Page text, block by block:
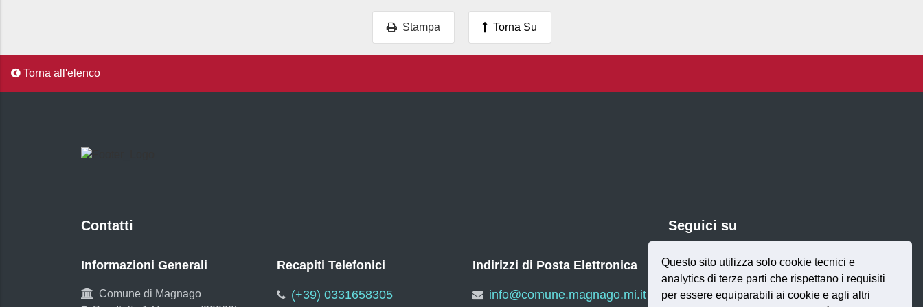
Questo sito utilizza solo cookie tecnici e
analytics di terze parti che rispettano i requisiti
per essere equiparabili ai cookie e agli altri
Stampa Torna Su
Torna all'elenco
Contatti
Informazioni Generali
Comune di Magnago
Recapiti Telefonici
(+39) 0331658305
Indirizzi di Posta Elettronica
info@comune.magnago.mi.it
Seguici su
TwitterRSS